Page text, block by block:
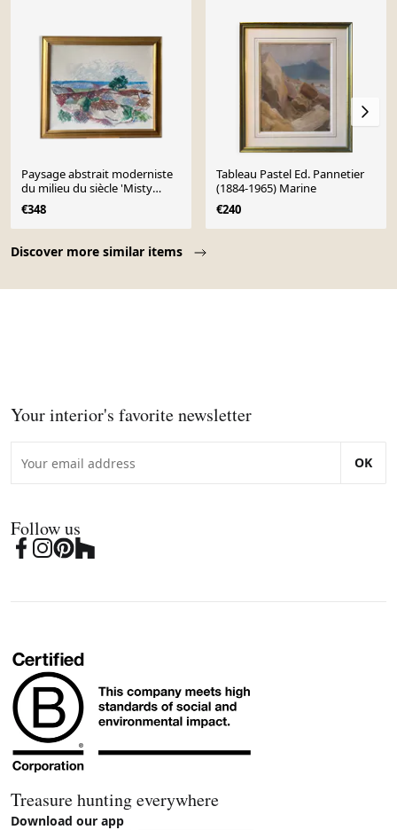
Discover more similar items
Paysage abstrait moderniste
du milieu du siècle 'Misty
Window'
€348
Tableau Pastel Ed. Pannetier
(1884-1965) Marine
€240
Your interior's favorite newsletter
OK
Follow us
Treasure hunting everywhere
Download our app